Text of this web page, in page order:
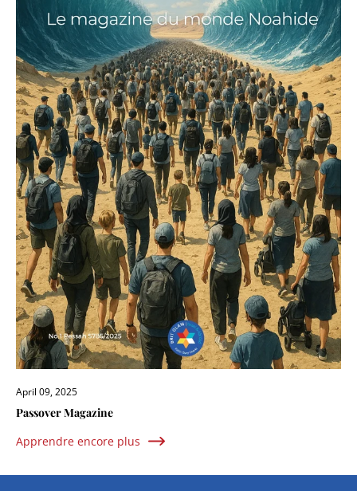
April 09, 2025
Passover Magazine
Apprendre encore plus